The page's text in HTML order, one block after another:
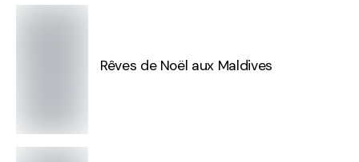
Rêves de Noël aux Maldives